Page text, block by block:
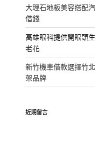
大理石地板美容搭配
借錢
高雄眼科提供開眼頭
老花
新竹機車借款選擇竹
架品牌
近期留言